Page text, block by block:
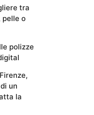
tra
pelle o
polizze
un
la